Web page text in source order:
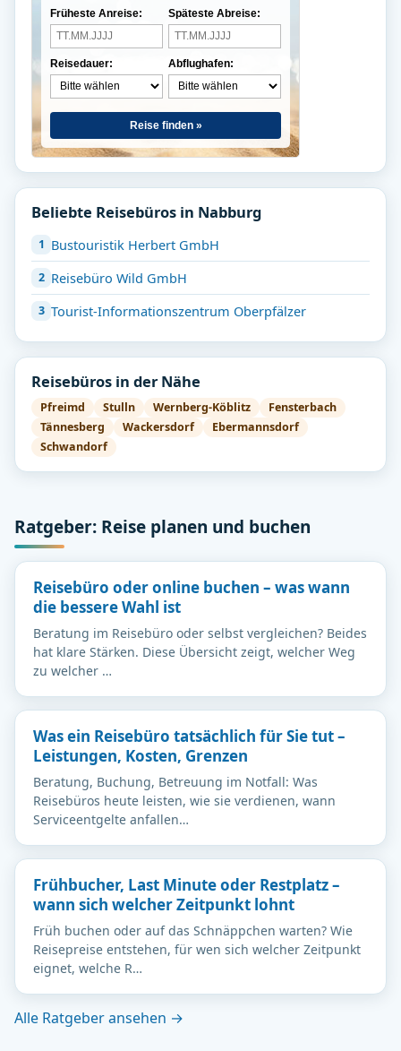
Früheste Anreise:
Reisedauer:
Späteste Abreise:
Abflughafen:
Reise finden »
Beliebte Reisebüros in Nabburg
Bustouristik Herbert GmbH
Reisebüro Wild GmbH
Tourist-Informationszentrum Oberpfälzer
Reisebüros in der Nähe
Pfreimd Stulln Wernberg-Köblitz
Fensterbach
Tännesberg
Wackersdorf
Ebermannsdorf
Schwandorf
Ratgeber: Reise planen und buchen
Reisebüro oder online buchen – was wann
die bessere Wahl ist
Beratung im Reisebüro oder selbst vergleichen? Beides
hat klare Stärken. Diese Übersicht zeigt, welcher Weg
zu welcher …
Was ein Reisebüro tatsächlich für Sie tut –
Leistungen, Kosten, Grenzen
Beratung, Buchung, Betreuung im Notfall: Was
Reisebüros heute leisten, wie sie verdienen, wann
Serviceentgelte anfallen…
Frühbucher, Last Minute oder Restplatz –
wann sich welcher Zeitpunkt lohnt
Früh buchen oder auf das Schnäppchen warten? Wie
Reisepreise entstehen, für wen sich welcher Zeitpunkt
eignet, welche R…
Alle Ratgeber ansehen →